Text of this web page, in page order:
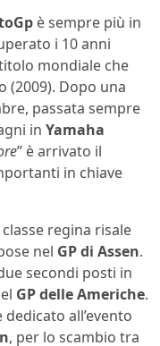
è sempre più in
i 10 anni
mondiale che
(2009). Dopo una
passata sempre
in Yamaha
” è arrivato il
in chiave
regina risale
nel GP di Assen.
secondi posti in
GP delle Americhe.
dedicato all’evento
, per lo scambio tra